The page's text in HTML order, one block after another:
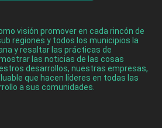
visión promover en cada rincón de
regiones y todos los municipios la
y resaltar las prácticas de
las noticias de las cosas
desarrollos, nuestras empresas,
que hacen líderes en todas las
a sus comunidades.